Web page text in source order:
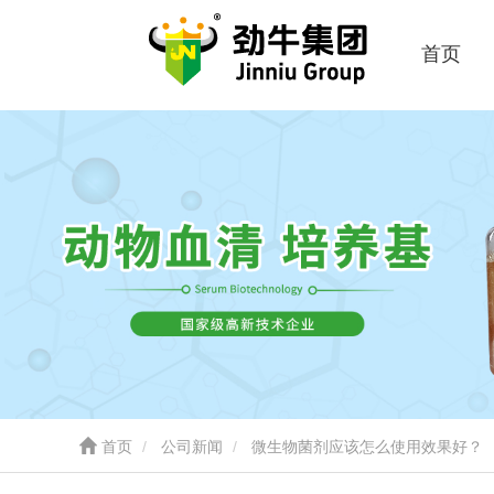
首页
首页 公司新闻 微生物菌剂应该怎么使用效果好？